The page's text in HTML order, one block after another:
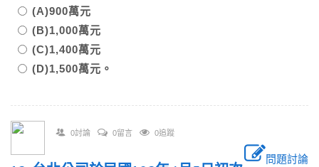
(A)900萬元
(B)1,000萬元
(C)1,400萬元
(D)1,500萬元。
0討論 0留言 0追蹤
問題討論